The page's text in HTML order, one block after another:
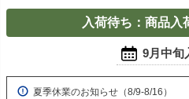
入荷待ち：商品入
9月中旬
夏季休業のお知らせ（8/9-8/16）